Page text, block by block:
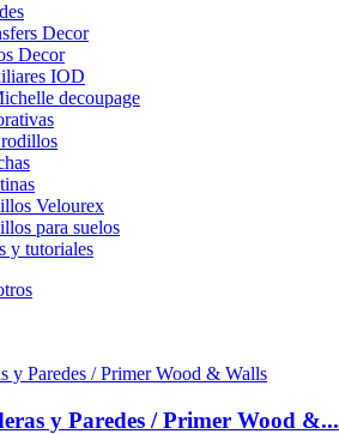
Decor
Decor
IOD
decoupage
Velourex
para suelos
y tutoriales
y Paredes / Primer Wood &...